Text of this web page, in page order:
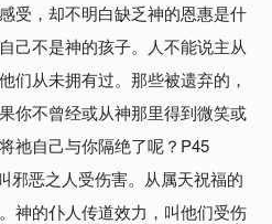
受，却不明白缺乏神的恩惠是什
己不是神的孩子。人不能说主从
们从未拥有过。那些被遗弃的，
你不曾经或从神那里得到微笑或
祂自己与你隔绝了呢？P45
邪恶之人受伤害。从属天祝福的
神的仆人传道效力，叫他们受伤